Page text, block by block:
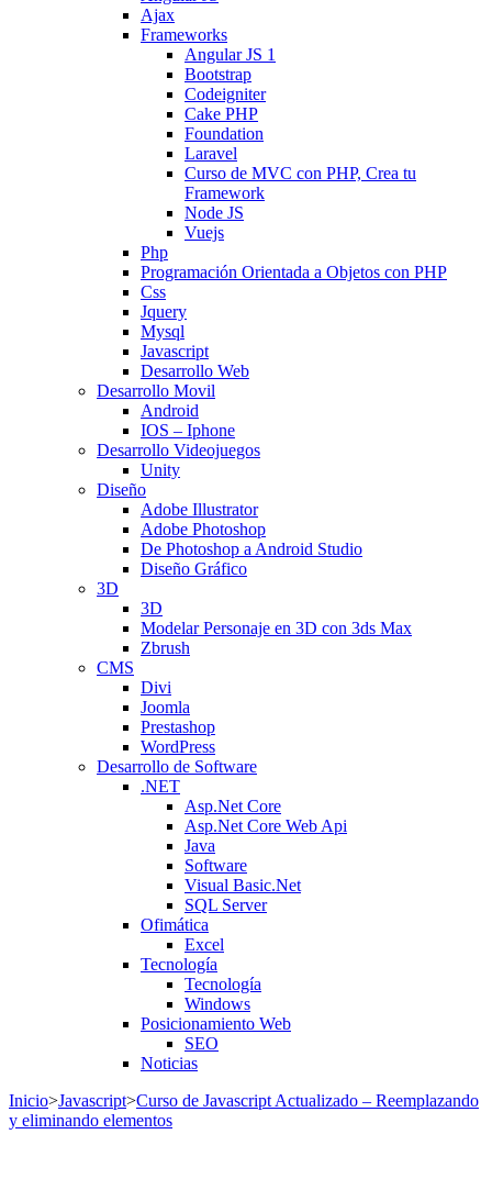
Ajax
Frameworks
Angular JS 1
Bootstrap
Codeigniter
Cake PHP
Foundation
Laravel
Curso de MVC con PHP, Crea tu
Framework
Node JS
Vuejs
Php
Programación Orientada a Objetos con PHP
Css
Jquery
Mysql
Javascript
Desarrollo Web
Desarrollo Movil
Android
IOS – Iphone
Desarrollo Videojuegos
Unity
Diseño
Adobe Illustrator
Adobe Photoshop
De Photoshop a Android Studio
Diseño Gráfico
3D
3D
Modelar Personaje en 3D con 3ds Max
Zbrush
CMS
Divi
Joomla
Prestashop
WordPress
Desarrollo de Software
.NET
Asp.Net Core
Asp.Net Core Web Api
Java
Software
Visual Basic.Net
SQL Server
Ofimática
Excel
Tecnología
Tecnología
Windows
Posicionamiento Web
SEO
Noticias
Inicio>Javascript>Curso de Javascript Actualizado – Reemplazando
y eliminando elementos